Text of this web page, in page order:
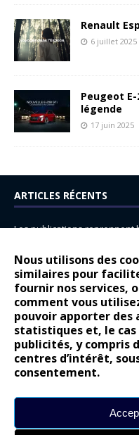
Nous utilisons des
similaires pour
fournir nos services,
comment vous
pouvoir apporter des
statistiques et, le
publicités, y compris
centres d’intérêt,
consentement.
Renault
6 juillet 2025
Peugeot E-
légende
17 juin 2025
ARTICLES RÉCENTS
Les publications reprennent
14 juillet : nouveau film de
Renault Espace : voyage,
Peugeot E-208 GTi :
COMMENTAIRES
Bernard Dardartdans
Gilly
gyo